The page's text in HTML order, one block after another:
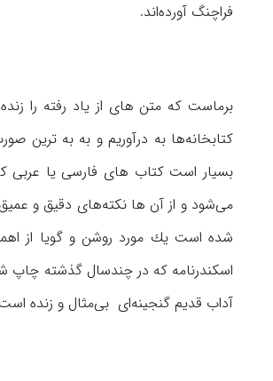
فراچنگ آورده‌اند.
برماست كه متن های از یاد رفته را
كتابخانه‌ها به درآوریم و به به ترین
بسیار است كتاب های فارسی یا عربی
می‌شود و از آن ها نكته‌های دقیق و
شده است یك مورد روشن و گویا از
اسكندرنامه كه در چندسال گذشته چاپ
آداب قدیم گنجینه‌ای بی‌مثال و زنده